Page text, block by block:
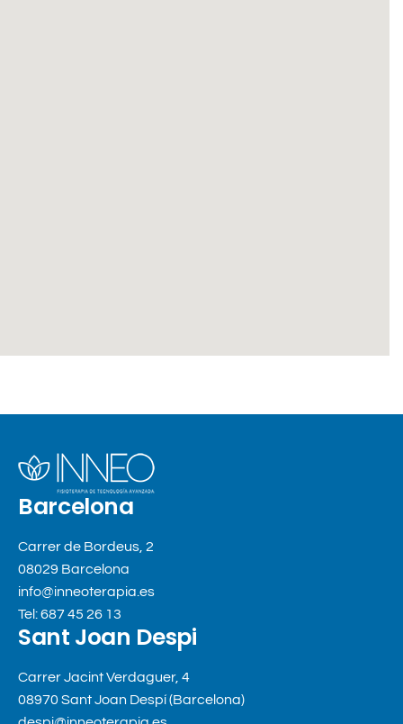
Barcelona
Carrer de Bordeus, 2
08029 Barcelona
info@inneoterapia.es
Tel: 687 45 26 13
Sant Joan Despi
Carrer Jacint Verdaguer, 4
08970 Sant Joan Despí (Barcelona)